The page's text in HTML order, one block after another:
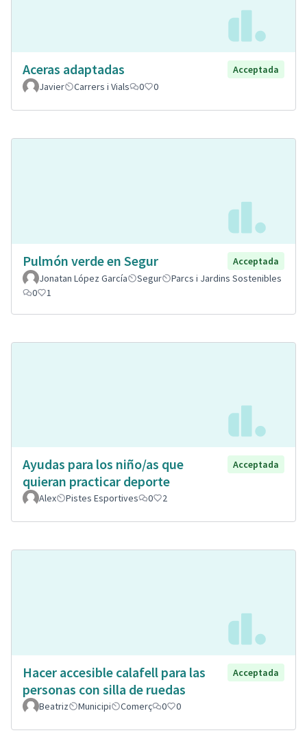
Aceras adaptadas
Acceptada
Javier
Carrers i Vials 0 0
Pulmón verde en Segur
Acceptada
Jonatan López García
Segur
Parcs i Jardins Sostenibles
0
1
Ayudas para los niño/as que
quieran practicar deporte
Acceptada
Alex Pistes Esportives 0 2
Hacer accesible calafell para las
personas con silla de ruedas
Acceptada
Beatriz Municipi Comerç 0 0